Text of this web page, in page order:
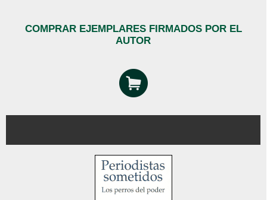
COMPRAR EJEMPLARES FIRMADOS POR EL
AUTOR